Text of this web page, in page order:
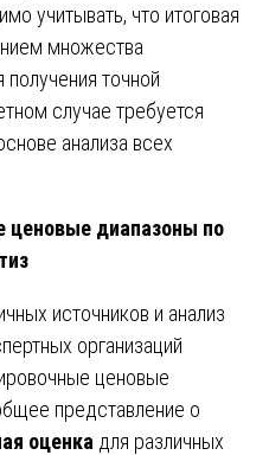
учитывать, что итоговая
множества
точной
случае требуется
анализа всех
ценовые диапазоны по
источников и анализ
организаций
ценовые
представление о
оценка для различных